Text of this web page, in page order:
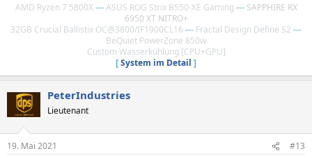
AMD Ryzen 7 5800X --- ASUS ROG Strix B550-XE Gaming --- SAPPHIRE RX
6950 XT NITRO+
32GB Crucial Ballistix OC@3800/IF1900CL16 --- Fractal Design Define S2 ---
BeQuiet PowerZone 850w
Custom Wasserkühlung [CPU+GPU]
[System im Detail ]
PeterIndustries
Lieutenant
19. Mai 2021 #13